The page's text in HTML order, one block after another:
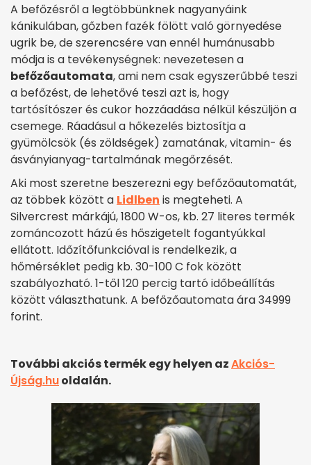
A befőzésről a legtöbbünknek nagyanyáink
kánikulában, gőzben fazék fölött való görnyedése
ugrik be, de szerencsére van ennél humánusabb
módja is a tevékenységnek: nevezetesen a
befőzőautomata, ami nem csak egyszerűbbé teszi
a befőzést, de lehetővé teszi azt is, hogy
tartósítószer és cukor hozzáadása nélkül készüljön a
csemege. Ráadásul a hőkezelés biztosítja a
gyümölcsök (és zöldségek) zamatának, vitamin- és
ásványianyag-tartalmának megőrzését.
Aki most szeretne beszerezni egy befőzőautomatát,
az többek között a Lidlben is megteheti. A
Silvercrest márkájú, 1800 W-os, kb. 27 literes termék
zománcozott házú és hőszigetelt fogantyúkkal
ellátott. Időzítőfunkcióval is rendelkezik, a
hőmérséklet pedig kb. 30-100 C fok között
szabályozható. 1-től 120 percig tartó időbeállítás
között választhatunk. A befőzőautomata ára 34999
forint.
További akciós termék egy helyen azAkciós-
Újság.huoldalán.